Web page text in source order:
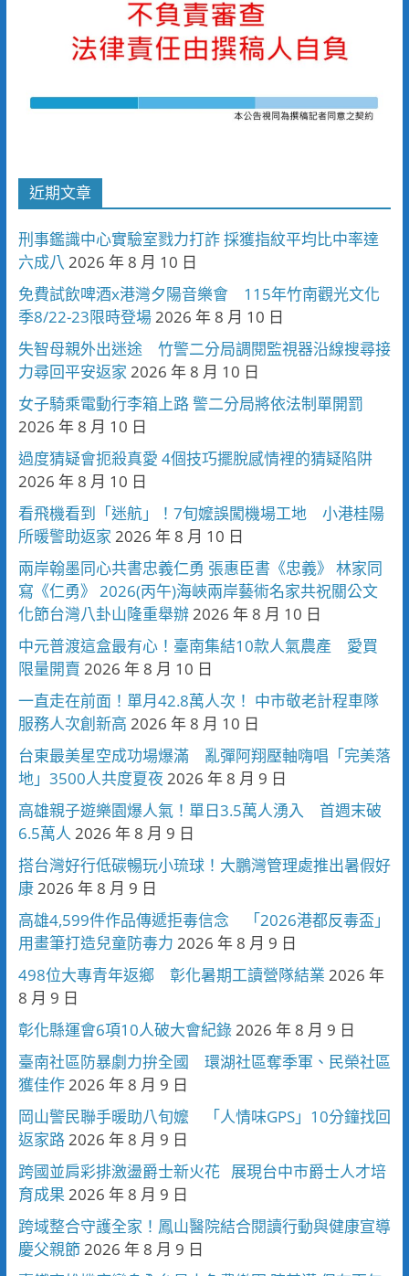
近期文章
刑事鑑識中心實驗室戮力打詐 採獲指紋平均比中率達
六成八 2026 年 8 月 10 日
免費試飲啤酒x港灣夕陽音樂會 115年竹南觀光文化
季8/22-23限時登場 2026 年 8 月 10 日
失智母親外出迷途 竹警二分局調閱監視器沿線搜尋接
力尋回平安返家 2026 年 8 月 10 日
女子騎乘電動行李箱上路 警二分局將依法制單開罰
2026 年 8 月 10 日
過度猜疑會扼殺真愛 4個技巧擺脫感情裡的猜疑陷阱
2026 年 8 月 10 日
看飛機看到「迷航」！7旬嬤誤闖機場工地 小港桂陽
所暖警助返家 2026 年 8 月 10 日
兩岸翰墨同心共書忠義仁勇 張惠臣書《忠義》 林家同
寫《仁勇》 2026(丙午)海峽兩岸藝術名家共祝關公文
化節台灣八卦山隆重舉辦 2026 年 8 月 10 日
中元普渡這盒最有心！臺南集結10款人氣農產 愛買
限量開賣 2026 年 8 月 10 日
一直走在前面！單月42.8萬人次！ 中市敬老計程車隊
服務人次創新高 2026 年 8 月 10 日
台東最美星空成功場爆滿 亂彈阿翔壓軸嗨唱「完美落
地」3500人共度夏夜 2026 年 8 月 9 日
高雄親子遊樂園爆人氣！單日3.5萬人湧入 首週末破
6.5萬人 2026 年 8 月 9 日
搭台灣好行低碳暢玩小琉球！大鵬灣管理處推出暑假好
康 2026 年 8 月 9 日
高雄4,599件作品傳遞拒毒信念 「2026港都反毒盃」
用畫筆打造兒童防毒力 2026 年 8 月 9 日
498位大專青年返鄉 彰化暑期工讀營隊結業 2026 年
8 月 9 日
彰化縣運會6項10人破大會紀錄 2026 年 8 月 9 日
臺南社區防暴劇力拚全國 環湖社區奪季軍、民榮社區
獲佳作 2026 年 8 月 9 日
岡山警民聯手暖助八旬嬤 「人情味GPS」10分鐘找回
返家路 2026 年 8 月 9 日
跨國並肩彩排激盪爵士新火花 展現台中市爵士人才培
育成果 2026 年 8 月 9 日
跨域整合守護全家！鳳山醫院結合閱讀行動與健康宣導
慶父親節 2026 年 8 月 9 日